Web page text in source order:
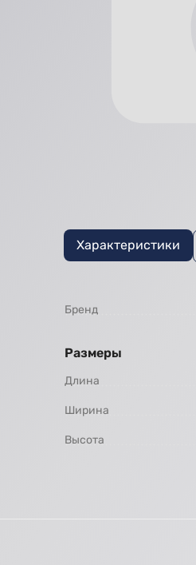
Характеристики
Бренд
Размеры
Длина
Ширина
Высота